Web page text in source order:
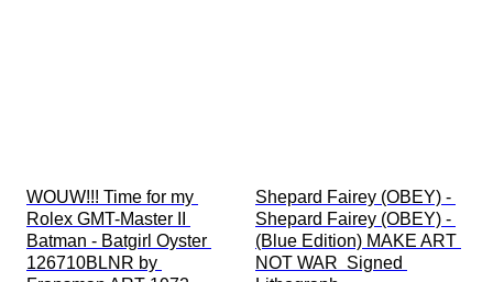
WOUW!!! Time for my
Rolex GMT-Master II
Batman - Batgirl Oyster
126710BLNR by
Shepard Fairey (OBEY) -
Shepard Fairey (OBEY) -
(Blue Edition) MAKE ART
NOT WAR  Signed